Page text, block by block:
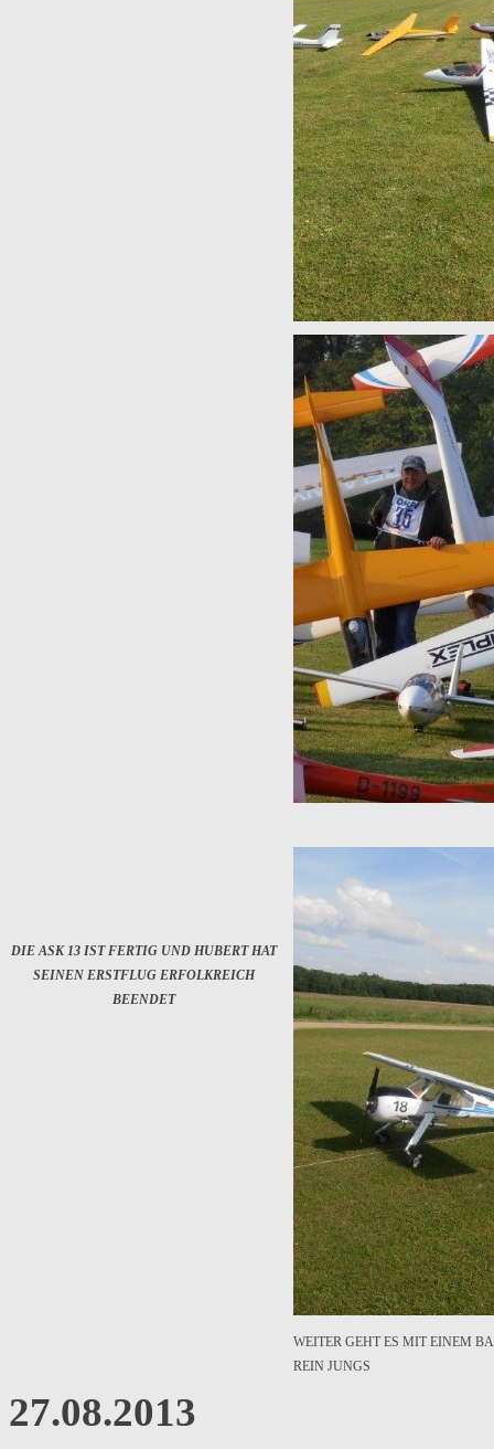
DIE ASK 13 IST FERTIG UND HUBERT HAT
SEINEN ERSTFLUG ERFOLKREICH
BEENDET
WEITER GEHT ES MIT EINEM
REIN JUNGS
27.08.2013